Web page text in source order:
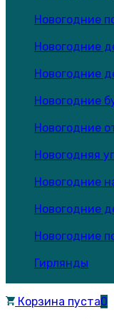
Новогодние
Новогодние
Новогодние
Новогодние
Новогодние
Новогодняя
Новогодние
Новогодние
Новогодние
Гирлянды
Корзина пуста0